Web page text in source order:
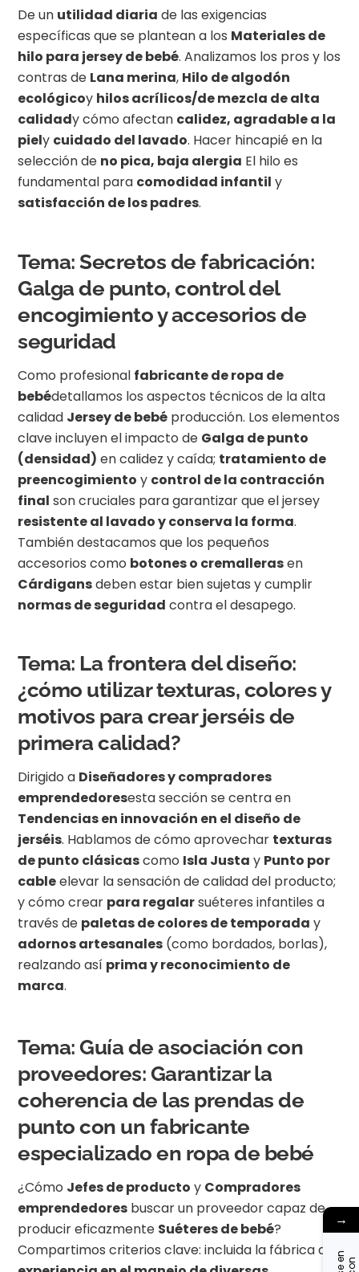
De un utilidad diaria de las exigencias
específicas que se plantean a los Materiales de
hilo para jersey de bebé. Analizamos los pros y los
contras de Lana merina, Hilo de algodón
ecológicoy hilos acrílicos/de mezcla de alta
calidady cómo afectan calidez, agradable a la
piely cuidado del lavado. Hacer hincapié en la
selección de no pica, baja alergia El hilo es
fundamental para comodidad infantil y
satisfacción de los padres.
Tema: Secretos de fabricación:
Galga de punto, control del
encogimiento y accesorios de
seguridad
Como profesional fabricante de ropa de
bebédetallamos los aspectos técnicos de la alta
calidad Jersey de bebé producción. Los elementos
clave incluyen el impacto de Galga de punto
(densidad) en calidez y caída; tratamiento de
preencogimiento y control de la contracción
final son cruciales para garantizar que el jersey
resistente al lavado y conserva la forma.
También destacamos que los pequeños
accesorios como botones o cremallerasen
Cárdigansdeben estar bien sujetas y cumplir
normas de seguridad contra el desapego.
Tema: La frontera del diseño:
¿cómo utilizar texturas, colores y
motivos para crear jerséis de
primera calidad?
Dirigido a Diseñadores y compradores
emprendedoresesta sección se centra en
Tendencias en innovación en el diseño de
jerséis. Hablamos de cómo aprovechar texturas
de punto clásicascomo Isla Justa y Punto por
cableelevar la sensación de calidad del producto;
y cómo crear para regalarsuéteres infantiles a
través de paletas de colores de temporada y
adornos artesanales (como bordados, borlas),
realzando así prima y reconocimiento de
marca.
Tema: Guía de asociación con
proveedores: Garantizar la
coherencia de las prendas de
punto con un fabricante
especializado en ropa de bebé
¿Cómo Jefes de producto y Compradores
emprendedores buscar un proveedor capaz de
producir eficazmente Suéteres de bebé?
Compartimos criterios clave: incluida la fábrica de
→